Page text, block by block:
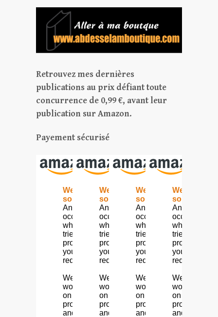
Retrouvez mes dernières
publications au prix défiant toute
concurrence de 0,99 €, avant leur
publication sur Amazon.
Payement sécurisé